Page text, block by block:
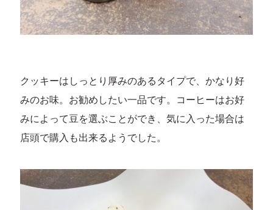
クッキーはしっとり厚みのあるタイプで、かなり好
みのお味。お勧めしたい一品です。コーヒーはお好
みによって豆を選ぶことができ、気に入った場合は
店頭で購入も出来るようでした。